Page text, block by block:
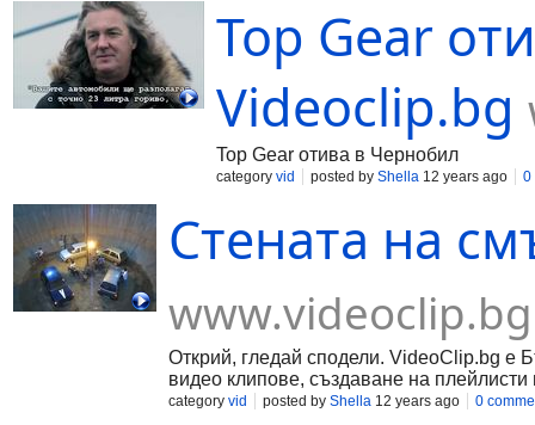
Top Gear
Videoclip.bg
Top Gear отива в Чернобил
category vid posted by Shella 12 years ago 0
Стената на
www.videoclip.bg
Открий, гледай сподели. VideoClip.bg е
видео клипове, създаване на плейлисти
category vid posted by Shella 12 years ago 0